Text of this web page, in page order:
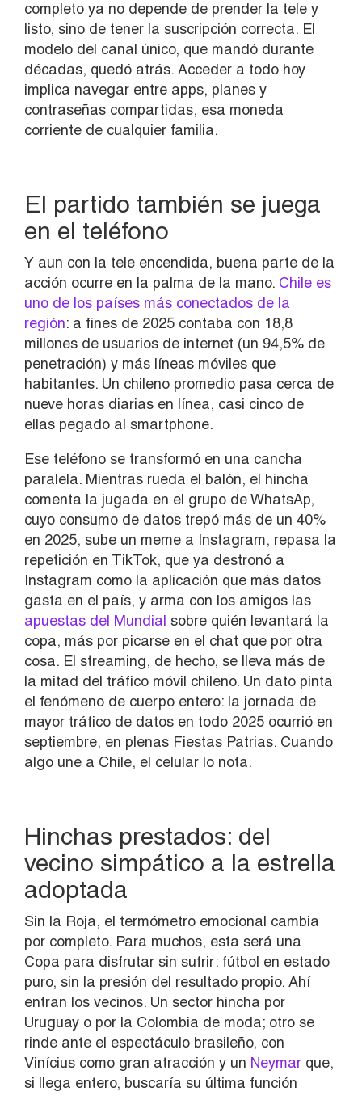
completo ya no depende de prender la tele y
listo, sino de tener la suscripción correcta. El
modelo del canal único, que mandó durante
décadas, quedó atrás. Acceder a todo hoy
implica navegar entre apps, planes y
contraseñas compartidas, esa moneda
corriente de cualquier familia.
El partido también se juega
en el teléfono
Y aun con la tele encendida, buena parte de la
acción ocurre en la palma de la mano. Chile es
uno de los países más conectados de la
región: a fines de 2025 contaba con 18,8
millones de usuarios de internet (un 94,5% de
penetración) y más líneas móviles que
habitantes. Un chileno promedio pasa cerca de
nueve horas diarias en línea, casi cinco de
ellas pegado al smartphone.
Ese teléfono se transformó en una cancha
paralela. Mientras rueda el balón, el hincha
comenta la jugada en el grupo de WhatsAp,
cuyo consumo de datos trepó más de un 40%
en 2025, sube un meme a Instagram, repasa la
repetición en TikTok, que ya destronó a
Instagram como la aplicación que más datos
gasta en el país, y arma con los amigos las
apuestas del Mundial sobre quién levantará la
copa, más por picarse en el chat que por otra
cosa. El streaming, de hecho, se lleva más de
la mitad del tráfico móvil chileno. Un dato pinta
el fenómeno de cuerpo entero: la jornada de
mayor tráfico de datos en todo 2025 ocurrió en
septiembre, en plenas Fiestas Patrias. Cuando
algo une a Chile, el celular lo nota.
Hinchas prestados: del
vecino simpático a la estrella
adoptada
Sin la Roja, el termómetro emocional cambia
por completo. Para muchos, esta será una
Copa para disfrutar sin sufrir: fútbol en estado
puro, sin la presión del resultado propio. Ahí
entran los vecinos. Un sector hincha por
Uruguay o por la Colombia de moda; otro se
rinde ante el espectáculo brasileño, con
Vinícius como gran atracción y un Neymar que,
si llega entero, buscaría su última función